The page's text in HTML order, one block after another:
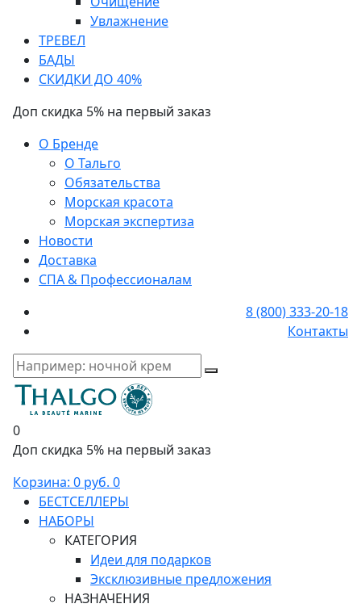
Увлажнение
ТРЕВЕЛ
БАДЫ
СКИДКИ ДО 40%
Доп скидка 5% на первый заказ
О Бренде
О Тальго
Обязательства
Морская красота
Морская экспертиза
Новости
Доставка
СПА & Профессионалам
8 (800) 333-20-18
Контакты
0
Доп скидка 5% на первый заказ
Корзина: 0 руб. 0
БЕСТСЕЛЛЕРЫ
НАБОРЫ
КАТЕГОРИЯ
Идеи для подарков
Эксклюзивные предложения
НАЗНАЧЕНИЯ